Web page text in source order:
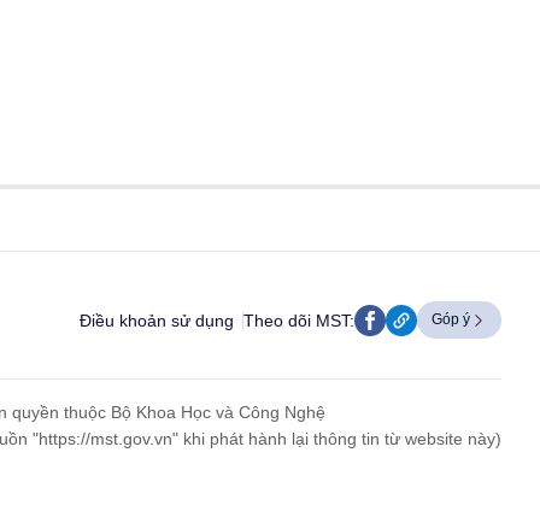
Điều khoản sử dụng Theo dõi MST: Góp ý
quyền thuộc Bộ Khoa Học và Công Nghệ
"https://mst.gov.vn" khi phát hành lại thông tin từ website này)